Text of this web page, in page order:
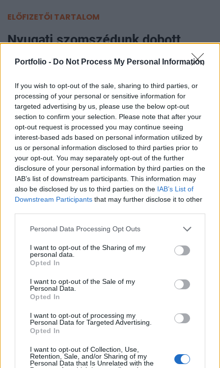
Portfolio - Do Not Process My Personal Information
If you wish to opt-out of the sale, sharing to third parties, or
processing of your personal or sensitive information for
targeted advertising by us, please use the below opt-out
section to confirm your selection. Please note that after your
opt-out request is processed you may continue seeing
interest-based ads based on personal information utilized by
us or personal information disclosed to third parties prior to
your opt-out. You may separately opt-out of the further
disclosure of your personal information by third parties on the
IAB’s list of downstream participants. This information may
also be disclosed by us to third parties on the IAB’s List of
Downstream Participants that may further disclose it to other
Personal Data Processing Opt Outs
I want to opt-out of the Sharing of my
personal data.
Opted In
I want to opt-out of the Sale of my
Personal Data.
Opted In
I want to opt-out of processing my
Personal Data for Targeted Advertising.
Opted In
I want to opt-out of Collection, Use,
Retention, Sale, and/or Sharing of my
Personal Data that Is Unrelated with the
ELŐFIZETŐI TARTALOM
Nyugati szomszédunk dobott
mentőövet a magyar vasútnak,
kocsikat bérel nyárra a MÁV
Portfolio
2026. május 19. 09:05
A MÁV tíz, szinte új első osztályú InterCity-kocsit
bérel az osztrák állami vasúttársaságtól, az ÖBB-
től a nyári szezonra, amelyeket a balatoni
vonalakon állítanak majd forgalomba. A
megállapodás a korábban megromlott osztrák-
magyar közlekedési kapcsolatok rendeződését is
Property X 2026Újra Property X! - A Portfolio
legélménydúsabb, legsportosabb ingatlan X finanszírozás
X építőipar konferenciája idén is Füredre hívja a szakma
kiemelt szereplőit! Találkozzunk!Információ és jelentkezés
válaszában a lépést bár kevésnek tartotta, de életmentőnek
nevezte. Elmondása szerint a két állami...
KEDVES OLVASÓNK!